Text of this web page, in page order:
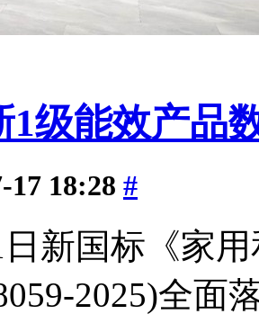
1级能效产品
17 18:28 #
日新国标《家
2025)全面